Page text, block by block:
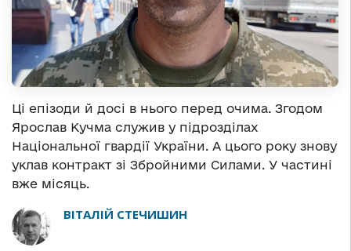
Ці епізоди й досі в нього перед очима. Згодом
Ярослав Кучма служив у підрозділах
Національної гвардії України. А цього року знову
уклав контракт зі Збройними Силами. У частині
вже місяць.
ВІТАЛІЙ СТЕЧИШИН